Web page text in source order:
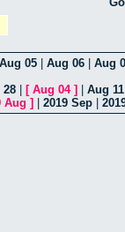
Aug 05 Aug 06
Aug
28 [ Aug 04] Aug 11
Aug ] 2019 Sep